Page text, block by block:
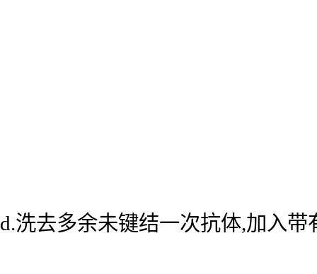
d.洗去多余未键结一次抗体,加入